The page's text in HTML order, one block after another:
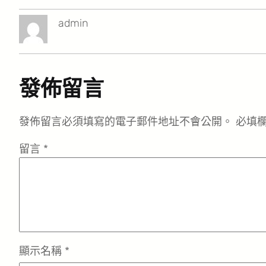
admin
發佈留言
發佈留言必須填寫的電子郵件地址不會公開。 必填
留言 *
顯示名稱 *